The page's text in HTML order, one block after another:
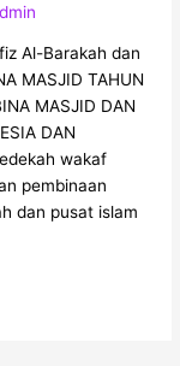
Al-Barakah dan
MASJID TAHUN
MASJID DAN
DAN
wakaf
pembinaan
dan pusat islam